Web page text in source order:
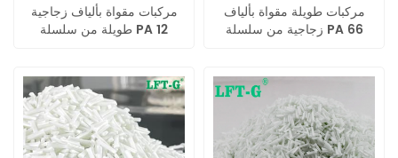
مركبات مقواة بألياف زجاجية
طويلة من سلسلة PA 12
مركبات طويلة مقواة بألياف
زجاجية من سلسلة PA 66